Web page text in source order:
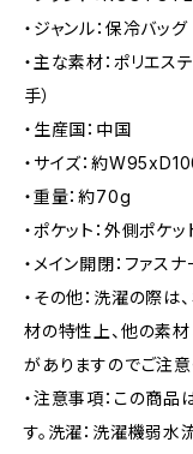
・ジャンル：保冷バッグ
・主な素材：ポリエス
手）
・生産国：中国
・サイズ：約
・重量：約70g
・ポケット：外側ポケ
・メイン開閉：ファスナ
・その他：洗濯の際は
材の特性上、他の素
がありますのでご注意
・注意事項：この商品
す。洗濯：洗濯機弱水